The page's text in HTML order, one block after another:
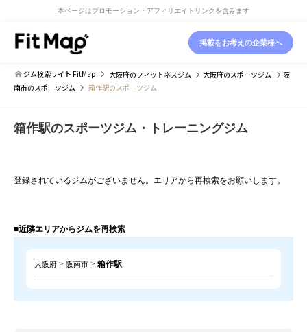
本ページはプロモーション・アフィリエイトリンクを含みます
掲載をお考えの企業様へ
ジム検索サイト FitMap 大阪府のフィットネスジム 大阪府のスポーツジム
阪
南市のスポーツジム 箱作駅のスポーツジム
箱作駅のスポーツジム・トレーニングジム
登録されているジムがございません。エリアから再検索をお願いします。
■近隣エリアからジムを再検索
大阪府 > 阪南市 > 箱作駅